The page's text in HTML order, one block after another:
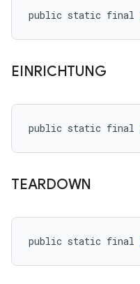
public static final
EINRICHTUNG
public static final
TEARDOWN
public static final